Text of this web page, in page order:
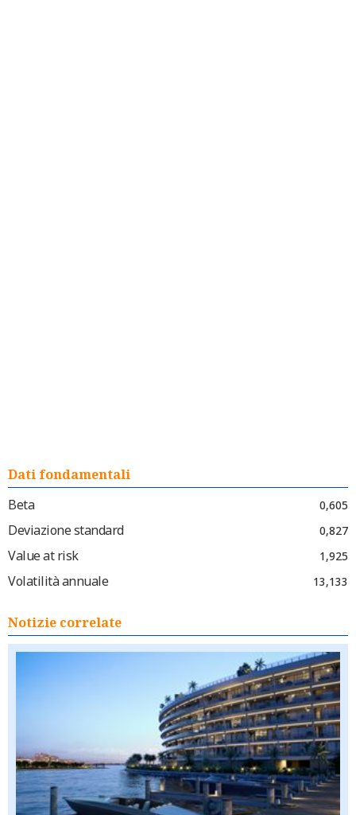
Dati fondamentali
Beta
0,605
Deviazione standard 0,827
Value at risk 1,925
Volatilità annuale 13,133
Notizie correlate